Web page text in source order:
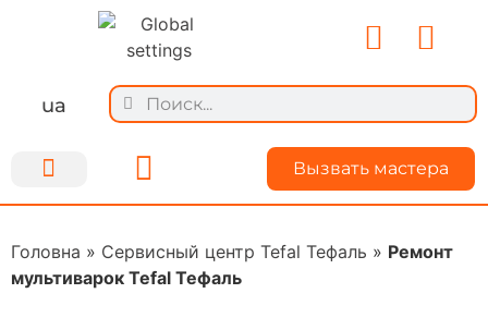
ua
Вызвать мастера
Головна » Сервисный центр Tefal Тефаль » Ремонт
мультиварок Tefal Тефаль